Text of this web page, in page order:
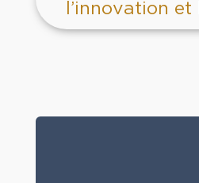
l’innovation et